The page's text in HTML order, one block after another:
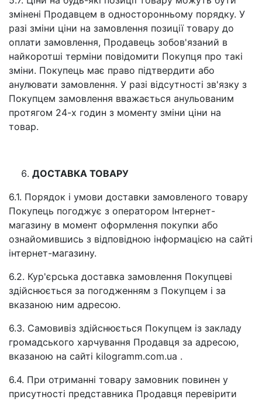
змінені Продавцем в односторонньому порядку. У
разі зміни ціни на замовлення позиції товару до
оплати замовлення, Продавець зобов'язаний в
найкоротші терміни повідомити Покупця про такі
зміни. Покупець має право підтвердити або
анулювати замовлення. У разі відсутності зв'язку з
Покупцем замовлення вважається анульованим
протягом 24-х годин з моменту зміни ціни на
товар.
ДОСТАВКА ТОВАРУ
6.1. Порядок і умови доставки замовленого товару
Покупець погоджує з оператором Інтернет-
магазину в момент оформлення покупки або
ознайомившись з відповідною інформацією на сайті
інтернет-магазину.
6.2. Кур'єрська доставка замовлення Покупцеві
здійснюється за погодженням з Покупцем і за
вказаною ним адресою.
6.3. Самовивіз здійснюється Покупцем із закладу
громадського харчування Продавця за адресою,
вказаною на сайті kilogramm.com.ua .
6.4. При отриманні товару замовник повинен у
присутності представника Продавця перевірити